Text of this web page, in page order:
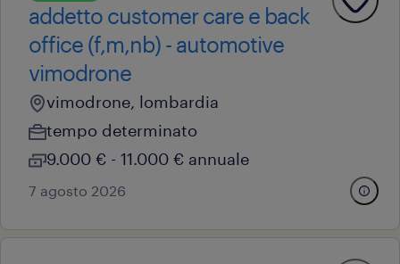
addetto customer care e back
office (f,m,nb) - automotive
vimodrone
vimodrone, lombardia
tempo determinato
9.000 € - 11.000 € annuale
7 agosto 2026